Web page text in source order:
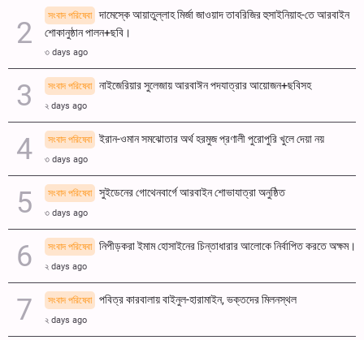
সংবাদ পরিষেবা
দামেস্কে আয়াতুল্লাহ মির্জা জাওয়াদ তাবরিজির হুসাইনিয়াহ-তে আরবাইন
শোকানুষ্ঠান পালন+ছবি।
৩ days ago
সংবাদ পরিষেবা নাইজেরিয়ার সুলেজায় আরবাঈন পদযাত্রার আয়োজন+ছবিসহ
২ days ago
সংবাদ পরিষেবা ইরান-ওমান সমঝোতার অর্থ হরমুজ প্রণালী পুরোপুরি খুলে দেয়া নয়
৩ days ago
সংবাদ পরিষেবা সুইডেনের গোথেনবার্গে আরবাইন শোভাযাত্রা অনুষ্ঠিত
৩ days ago
সংবাদ পরিষেবা নিপীড়করা ইমাম হোসাইনের চিন্তাধারার আলোকে নির্বাপিত করতে অক্ষম।
২ days ago
সংবাদ পরিষেবা পবিত্র কারবালায় বাইনুল-হারামাইন, ভক্তদের মিলনস্থল
২ days ago